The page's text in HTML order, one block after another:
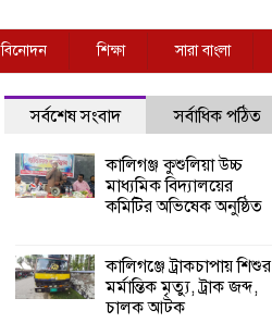
বিনোদন শিক্ষা সারা বাংলা
সর্বশেষ সংবাদ সর্বাধিক পঠিত
কালিগঞ্জ কুশুলিয়া উচ্চ
মাধ্যমিক বিদ্যালয়ের
কমিটির অভিষেক অনুষ্ঠিত
কালিগঞ্জে ট্রাকচাপায় শিশুর
মর্মান্তিক মৃত্যু, ট্রাক জব্দ,
চালক আটক